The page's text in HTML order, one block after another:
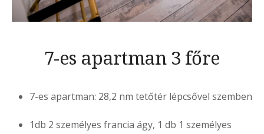
7-es apartman 3 főre
7-es apartman: 28,2 nm tetőtér lépcsővel szemben
1db 2 személyes francia ágy, 1 db 1 személyes